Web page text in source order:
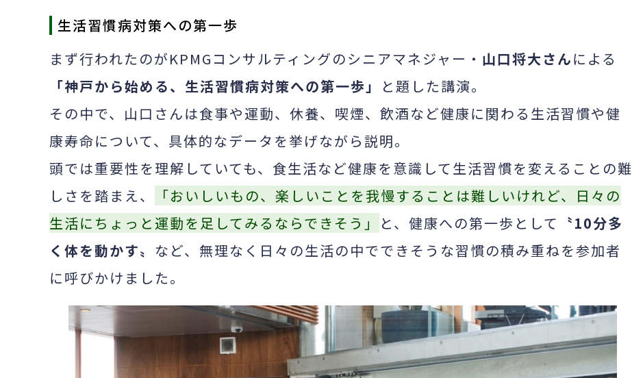
生活習慣病対策への第一歩
まず行われたのがKPMGコンサルティングのシニアマネジャー・ 山口将大さんによる
「神戸から始める、生活習慣病対策への第一歩」
と題した講演。
その中で、山口さんは食事や運動、休養、喫煙、飲酒など健康に関わる生活習慣や健
康寿命について、具体的なデータを挙げながら説明。
頭では重要性を理解していても、食生活など健康を意識して生活習慣を変えることの難
しさを踏まえ、
「おいしいもの、楽しいことを我慢することは難しいけれど、日々の
生活にちょっと運動を足してみるならできそう」
と、健康への第一歩として 〝10分多
く体を動かす〟 など、無理なく日々の生活の中でできそうな習慣の積み重ねを参加者
に呼びかけました。